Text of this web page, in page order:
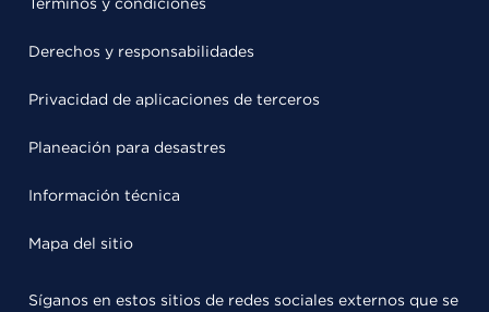
Derechos y responsabilidades
Privacidad de aplicaciones de terceros
Planeación para desastres
Información técnica
Mapa del sitio
Síganos en estos sitios de redes sociales externos que se